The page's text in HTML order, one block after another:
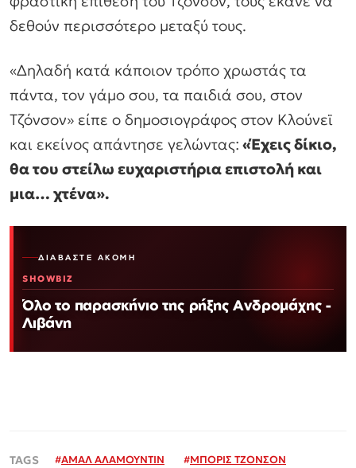
δεθούν περισσότερο μεταξύ τους.
«Δηλαδή κατά κάποιον τρόπο χρωστάς τα
πάντα, τον γάμο σου, τα παιδιά σου, στον
Τζόνσον» είπε ο δημοσιογράφος στον Κλούνεϊ
και εκείνος απάντησε γελώντας: «Έχεις δίκιο,
θα του στείλω ευχαριστήρια επιστολή και
μια… χτένα».
ΔΙΑΒΆΣΤΕ ΑΚΌΜΗ
SHOWBIZ
Όλο το παρασκήνιο της ρήξης Ανδρομάχης -
Λιβάνη
#ΑΜΑΛ ΑΛΑΜΟΥΝΤΙΝ #ΜΠΟΡΙΣ ΤΖΟΝΣΟΝ